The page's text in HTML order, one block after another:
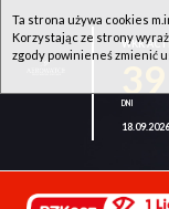
WKK
Ta strona używa cookies
Korzystając ze strony
zgody powinieneś zmienić